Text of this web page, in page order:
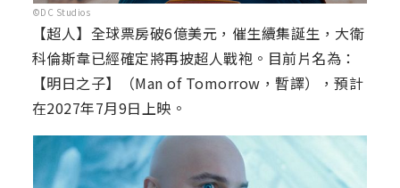
©DC Studios
【超人】全球票房破6億美元，催生續集誕生，大衛
科倫斯韋已經確定將再披超人戰袍。目前片名為：
【明日之子】（Man of Tomorrow，暫譯），預計
在2027年7月9日上映。